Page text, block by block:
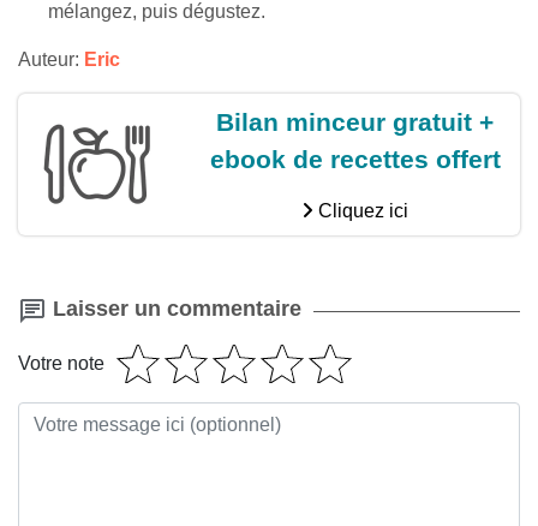
mélangez, puis dégustez.
Auteur: Eric
Bilan minceur gratuit +
ebook de recettes offert
Cliquez ici
Laisser un commentaire
Votre note